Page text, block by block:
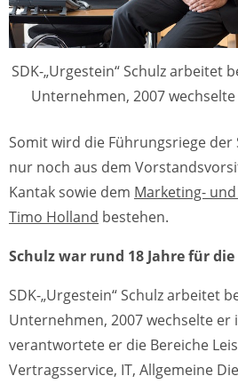
SDK-„Urgestein“ Schulz arbeitet
Unternehmen, 2007
Somit wird die Führungsriege der
nur noch aus dem
Kantak sowie dem Marketing-
Timo Holland bestehen.
Schulz war rund 18 Jahre für
SDK-„Urgestein“ Schulz arbeitet
Unternehmen, 2007 wechselte er
verantwortete er die Bereiche
Vertragsservice, IT, Allgemeine